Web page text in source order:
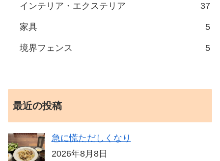
インテリア・エクステリア 37
家具 5
境界フェンス 5
最近の投稿
急に慌ただしくなり
2026年8月8日